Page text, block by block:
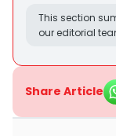
This section
our editorial
Share Article